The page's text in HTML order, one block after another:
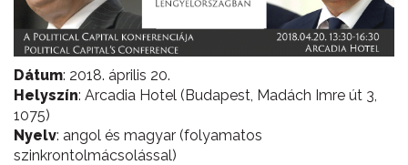
Dátum: 2018. április 20.
Helyszín: Arcadia Hotel (Budapest, Madách Imre út 3,
1075)
Nyelv: angol és magyar (folyamatos
szinkrontolmácsolással)